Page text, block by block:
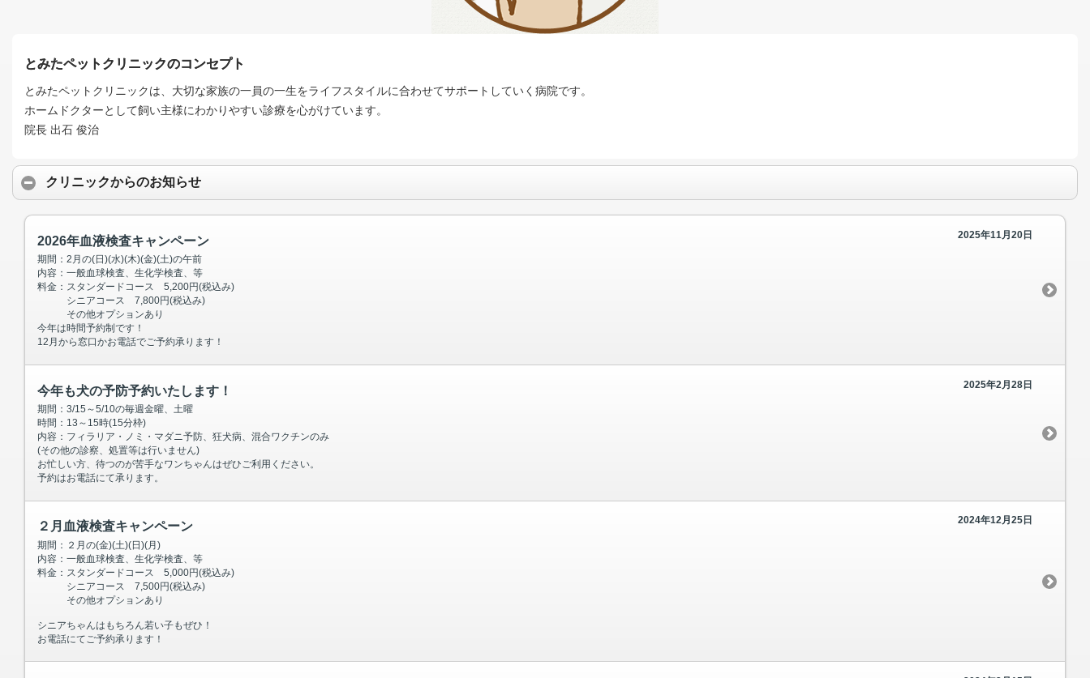
とみたペットクリニックのコンセプト
とみたペットクリニックは、大切な家族の一員の一生をライフスタイルに合わせてサポートしていく病院です。
ホームドクターとして飼い主様にわかりやすい診療を心がけています。
院長 出石 俊治
クリニックからのお知らせ
2025年11月20日
2026年血液検査キャンペーン
期間：2月の(日)(水)(木)(金)(土)の午前
内容：一般血球検査、生化学検査、等
料金：スタンダードコース 5,200円(税込み)
シニアコース 7,800円(税込み)
その他オプションあり
今年は時間予約制です！
12月から窓口かお電話でご予約承ります！
2025年2月28日
今年も犬の予防予約いたします！
期間：3/15～5/10の毎週金曜、土曜
時間：13～15時(15分枠)
内容：フィラリア・ノミ・マダニ予防、狂犬病、混合ワクチンのみ
(その他の診察、処置等は行いません)
お忙しい方、待つのが苦手なワンちゃんはぜひご利用ください。
予約はお電話にて承ります。
2024年12月25日
２月血液検査キャンペーン
期間：２月の(金)(土)(日)(月)
内容：一般血球検査、生化学検査、等
料金：スタンダードコース 5,000円(税込み)
シニアコース 7,500円(税込み)
その他オプションあり
シニアちゃんはもちろん若い子もぜひ！
お電話にてご予約承ります！